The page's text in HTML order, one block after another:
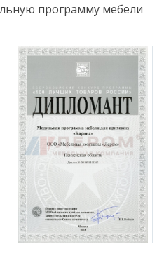
программу мебели